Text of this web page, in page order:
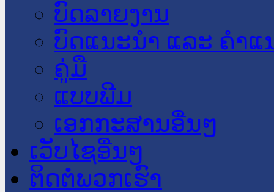
ບົດລາຍງານ
ບົດແນະນໍາ ແລະ ຄໍາແ
ຄູ່ມື
ແບບພີມ
ເອກກະສານອື່ນໆ
ເວັບໄຊອື່ນໆ
ຕິດຕໍ່ພວກເຮົາ